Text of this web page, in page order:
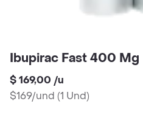
Ibupirac Fast 400 Mg
$ 169,00 /u
$169/und (1 Und)